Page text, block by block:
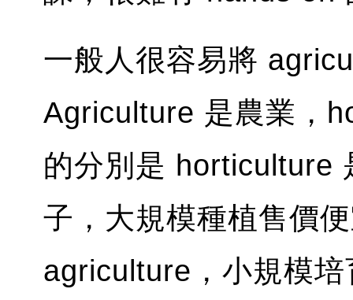
一般人很容易將
Agriculture 是農業，
的分別是 horticulture
子，大規模種植售價
agriculture，小規模